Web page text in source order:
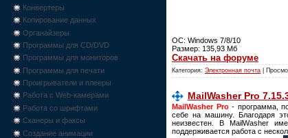
Конвертеры
Копирование данных
Органайзеры
Программы для CD/DVD
Программы для мониторов
Программы для печати
Проигрыватели и плееры
Работа с Web-камерами
Работа со шрифтами
Сканеры и факсы
Создание анимации
ОС: Windows 7/8/10
Размер: 135,93 Мб
Скачать на форуме
Категория: Электронная почта |
MailWasher Pro
MailWasher Pro- программа,
себе на машину. Благодаря
неизвестен. В MailWasher
поддерживается работа с